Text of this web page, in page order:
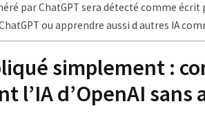
par ChatGPT sera détecté comme écrit
ou apprendre aussi d autres IA
simplement :
l’IA d’OpenAI